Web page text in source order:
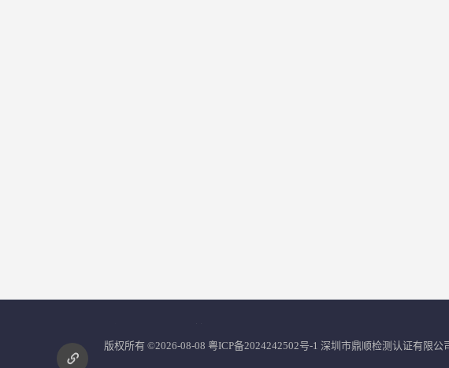
版权所有 ©2026-08-08 粤ICP备2024242502号-1 深圳市鼎顺检测认证有限公